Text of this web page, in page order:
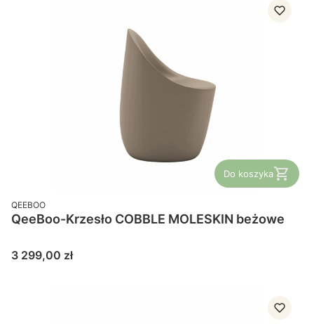
Do koszyka
PRODUCENT
QEEBOO
QeeBoo-Krzesło COBBLE MOLESKIN beżowe
Cena
3 299,00 zł